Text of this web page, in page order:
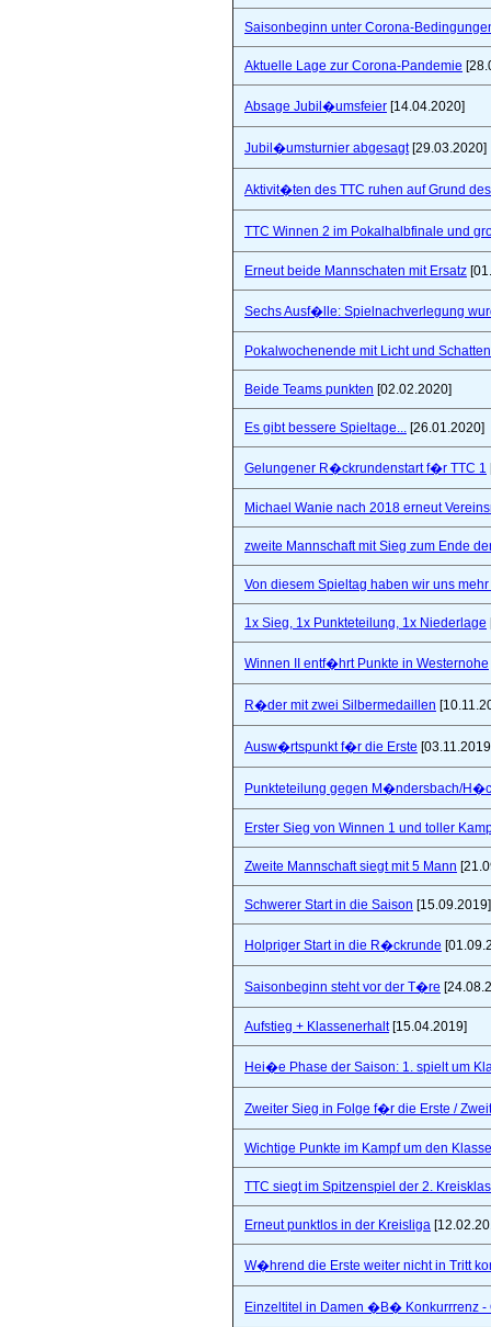
Saisonbeginn unter Corona-
Aktuelle Lage zur Corona-Pandemie
Absage Jubil�umsfeier [14.04.2020]
Jubil�umsturnier abgesagt[29.03.2020]
Aktivit�ten des TTC ruhen auf Grund
TTC Winnen 2 im Pokalhalbfinale und
Erneut beide Mannschaten mit Ersatz
Sechs Ausf�lle: Spielnachverlegung
Pokalwochenende mit Licht und
Beide Teams punkten [02.02.2020]
Es gibt bessere Spieltage... [26.01.2020]
Gelungener R�ckrundenstart f�r TTC 1
Michael Wanie nach 2018 erneut
zweite Mannschaft mit Sieg zum Ende
Von diesem Spieltag haben wir uns mehr
1x Sieg, 1x Punkteteilung, 1x Niederlage
Winnen II entf�hrt Punkte in Westernohe
R�der mit zwei Silbermedaillen
Ausw�rtspunkt f�r die Erste
Punkteteilung gegen M�ndersbach/
Erster Sieg von Winnen 1 und toller
Zweite Mannschaft siegt mit 5 Mann
Schwerer Start in die Saison [15.09.2019]
Holpriger Start in die R�ckrunde
Saisonbeginn steht vor der T�re
Aufstieg + Klassenerhalt[15.04.2019]
Hei�e Phase der Saison: 1. spielt um
Zweiter Sieg in Folge f�r die Erste /
Wichtige Punkte im Kampf um den
TTC siegt im Spitzenspiel der 2.
Erneut punktlos in der Kreisliga
W�hrend die Erste weiter nicht in Tritt
Einzeltitel in Damen �B� Konkurrrenz